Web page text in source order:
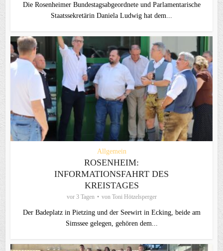
Die Rosenheimer Bundestagsabgeordnete und Parlamentarische
Staatssekretärin Daniela Ludwig hat dem...
Allgemein
ROSENHEIM:
INFORMATIONSFAHRT DES
KREISTAGES
vor 3 Tagen von Toni Hötzelsperger
Der Badeplatz in Pietzing und der Seewirt in Ecking, beide am
Simssee gelegen, gehören dem...